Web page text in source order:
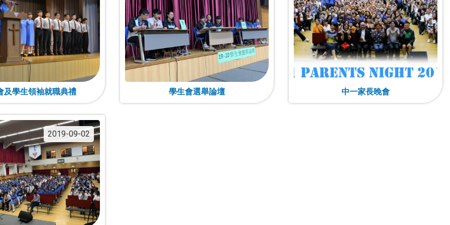
及學生領袖就職典禮 學生會選舉論壇 中一家長晚會
2019-09-02